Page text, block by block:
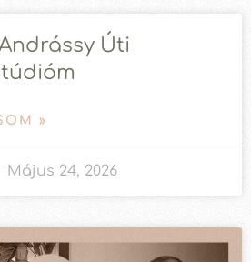
Úti
»
Május 24, 2026